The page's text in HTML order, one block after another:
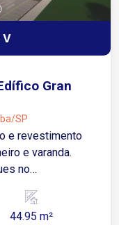
V
Gran
SP
e revestimento
e varanda.
no
veículo de
44.95 m²